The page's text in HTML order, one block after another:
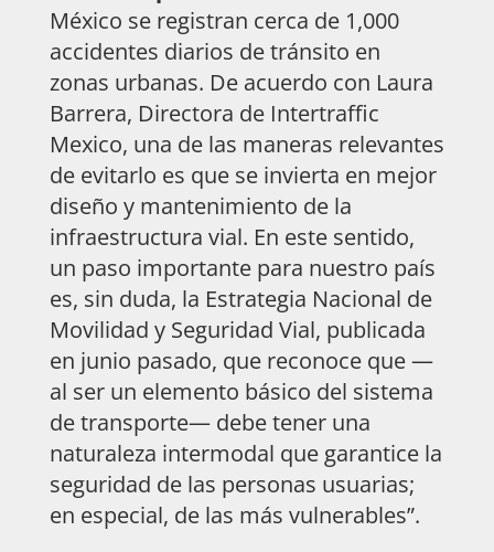
México se registran cerca de 1,000
accidentes diarios de tránsito en
zonas urbanas. De acuerdo con Laura
Barrera, Directora de Intertraffic
Mexico, una de las maneras relevantes
de evitarlo es que se invierta en mejor
diseño y mantenimiento de la
infraestructura vial. En este sentido,
un paso importante para nuestro país
es, sin duda, la Estrategia Nacional de
Movilidad y Seguridad Vial, publicada
en junio pasado, que reconoce que —
al ser un elemento básico del sistema
de transporte— debe tener una
naturaleza intermodal que garantice la
seguridad de las personas usuarias;
en especial, de las más vulnerables”.